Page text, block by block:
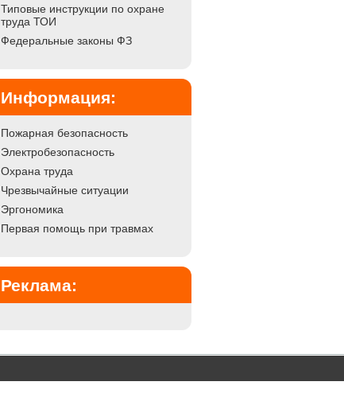
Типовые инструкции по охране
труда ТОИ
Федеральные законы ФЗ
Информация:
Пожарная безопасность
Электробезопасность
Охрана труда
Чрезвычайные ситуации
Эргономика
Первая помощь при травмах
Реклама: